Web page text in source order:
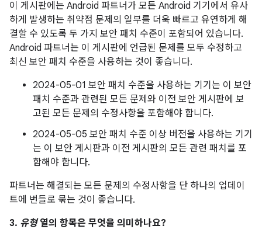
이 게시판에는 Android 파트너가 모든 Android 기기에서 유사
하게 발생하는 취약점 문제의 일부를 더욱 빠르고 유연하게 해
결할 수 있도록 두 가지 보안 패치 수준이 포함되어 있습니다.
Android 파트너는 이 게시판에 언급된 문제를 모두 수정하고
최신 보안 패치 수준을 사용하는 것이 좋습니다.
2024-05-01 보안 패치 수준을 사용하는 기기는 이 보안
패치 수준과 관련된 모든 문제와 이전 보안 게시판에 보
고된 모든 문제의 수정사항을 포함해야 합니다.
2024-05-05 보안 패치 수준 이상 버전을 사용하는 기기
는 이 보안 게시판과 이전 게시판의 모든 관련 패치를 포
함해야 합니다.
파트너는 해결되는 모든 문제의 수정사항을 단 하나의 업데이
트에 번들로 묶는 것이 좋습니다.
3. 유형열의 항목은 무엇을 의미하나요?